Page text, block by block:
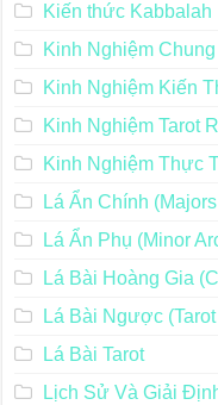
Kiến thức Kabbalah
Kinh Nghiệm Chung
Kinh Nghiệm Kiến
Kinh Nghiệm Tarot
Kinh Nghiệm Thực
Lá Ẩn Chính
Lá Ẩn Phụ (Minor
Lá Bài Hoàng Gia
Lá Bài Ngược
Lá Bài Tarot
Lịch Sử Và Giải